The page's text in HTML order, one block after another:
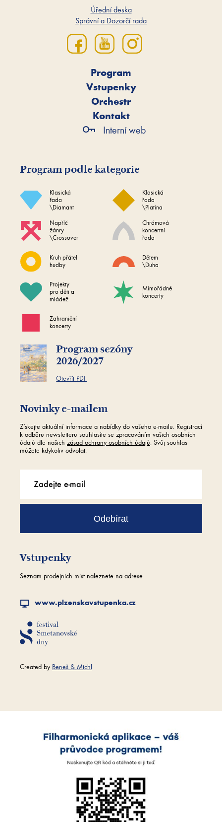
Úřední deska
Správní a Dozorčí rada
Program
Vstupenky
Orchestr
Kontakt
Interní web
Program podle kategorie
Klasická
řada
\Diamant
Klasická
řada
\Platina
Napříč
žánry
\Crossover
Chrámová
koncertní
řada
Kruh přátel
hudby
Dětem
\Duha
Projekty
pro děti a
mládež
Mimořádné
koncerty
Zahraniční
koncerty
Program sezóny
2026/2027
Otevřít PDF
Novinky e-mailem
Získejte aktuální informace a nabídky do vašeho e-mailu. Registrací
k odběru newsletteru souhlasíte se zpracováním vašich osobních
údajů dle našich zásad ochrany osobních údajů. Svůj souhlas
můžete kdykoliv odvolat.
Odebírat
Vstupenky
Seznam prodejních míst naleznete na adrese
www.plzenskavstupenka.cz
Created by Beneš & Michl